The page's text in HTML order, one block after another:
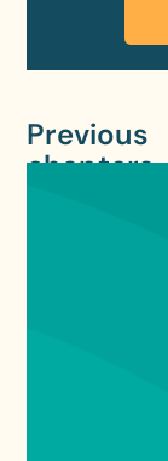
Previous
chapters